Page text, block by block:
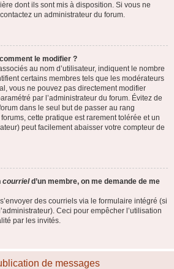
dont ils sont mis à disposition. Si vous ne
un administrateur du forum.
le modifier ?
au nom d’utilisateur, indiquent le nombre
certains membres tels que les modérateurs
vous ne pouvez pas directement modifier
par l’administrateur du forum. Évitez de
dans le seul but de passer au rang
cette pratique est rarement tolérée et un
peut facilement abaisser votre compteur de
courrield’un membre, on me demande de me
des courriels via le formulaire intégré (si
Ceci pour empêcher l’utilisation
par les invités.
de messages